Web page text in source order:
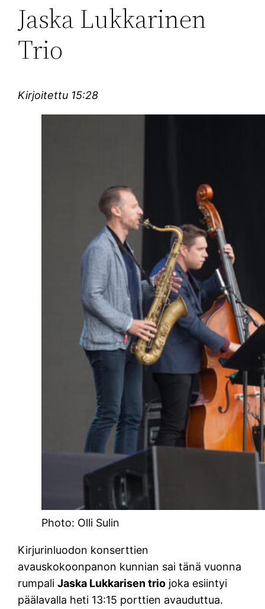
Jaska Lukkarinen
Trio
Kirjoitettu 15:28
Photo: Olli Sulin
Kirjurinluodon konserttien
avauskokoonpanon kunnian sai tänä vuonna
rumpaliJaska Lukkarisen trio joka esiintyi
päälavalla heti 13:15 porttien avauduttua.